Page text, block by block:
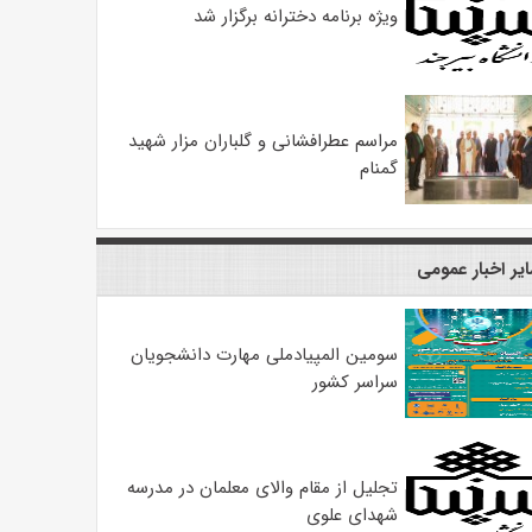
ویژه برنامه دخترانه برگزار شد
مراسم عطرافشانی و گلباران مزار شهید
گمنام
اخبار عمومی
سومین المپیادملی مهارت دانشجویان
سراسر کشور
تجلیل از مقام والای معلمان در مدرسه
شهدای علوی